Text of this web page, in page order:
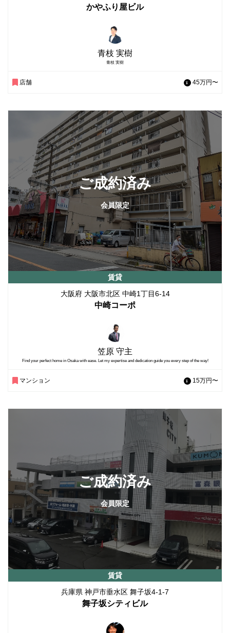
かやふり屋ビル
青枝 実樹
青枝 実樹
店舗 45万円〜
ご成約済み
会員限定
賃貸
大阪府 大阪市北区 中崎1丁目6-14
中崎コーポ
笠原 守主
Find your perfect home in Osaka with ease. Let my expertise and dedication guide you every step of the way!
マンション 15万円〜
ご成約済み
会員限定
賃貸
兵庫県 神戸市垂水区 舞子坂4-1-7
舞子坂シティビル